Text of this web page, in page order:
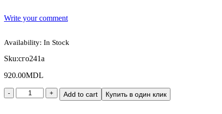
Write your comment
Availability: In Stock
Sku:сго241а
920.00MDL
Add to cart Купить в один клик